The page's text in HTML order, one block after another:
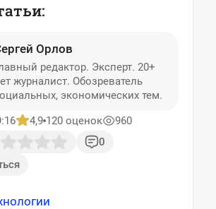
Орлов
редактор. Эксперт. 20+
журналист. Обозреватель
экономических тем.
4,9 120 оценок
960
0